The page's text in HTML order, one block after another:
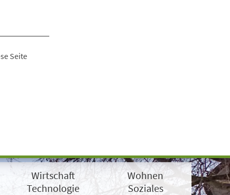
Seite
Wirtschaft
Technologie
Wohnen
Soziales